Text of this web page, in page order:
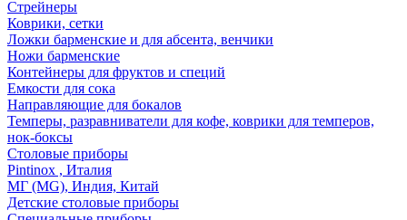
Стрейнеры
Коврики, сетки
Ложки барменские и для абсента, венчики
Ножи барменские
Контейнеры для фруктов и специй
Емкости для сока
Направляющие для бокалов
Темперы, разравниватели для кофе, коврики для темперов,
нок-боксы
Столовые приборы
Pintinox , Италия
МГ (MG), Индия, Китай
Детские столовые приборы